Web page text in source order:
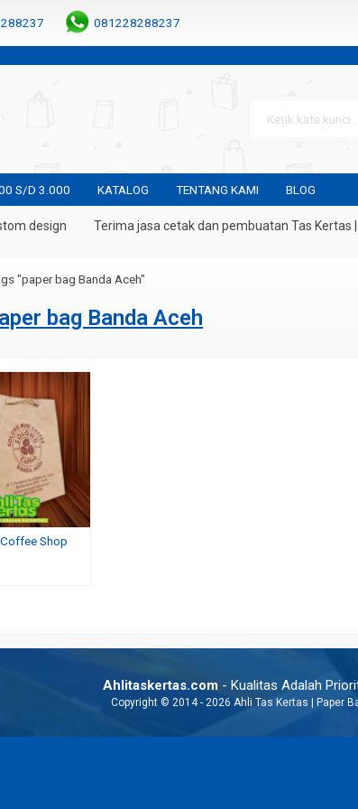
081228288237
S/D 3.000 KATALOG TENTANG KAMI BLOG
design Terima jasa cetak dan pembuatan Tas Kertas |
"paper bag Banda Aceh"
bag Banda Aceh
Shop
Ahlitaskertas.com - Kualitas Adalah
Copyright © 2014 - 2026 Ahli Tas Kertas | Paper